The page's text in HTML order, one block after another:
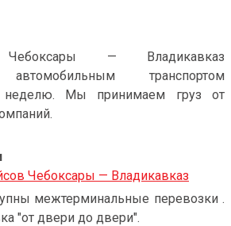
Чебоксары — Владикавказ
автомобильным транспортом
неделю. Мы принимаем груз от
Чебоксары — Владикавказ
межтерминальные перевозки .
"от двери до двери".